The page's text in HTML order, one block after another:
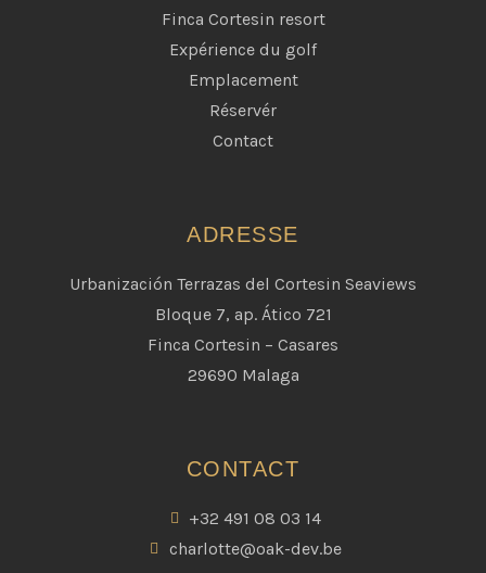
Finca Cortesin resort
Expérience du golf
Emplacement
Réservér
Contact
ADRESSE
Urbanización Terrazas del Cortesin Seaviews
Bloque 7, ap. Ático 721
Finca Cortesin – Casares
29690 Malaga
CONTACT
+32 491 08 03 14
charlotte@oak-dev.be